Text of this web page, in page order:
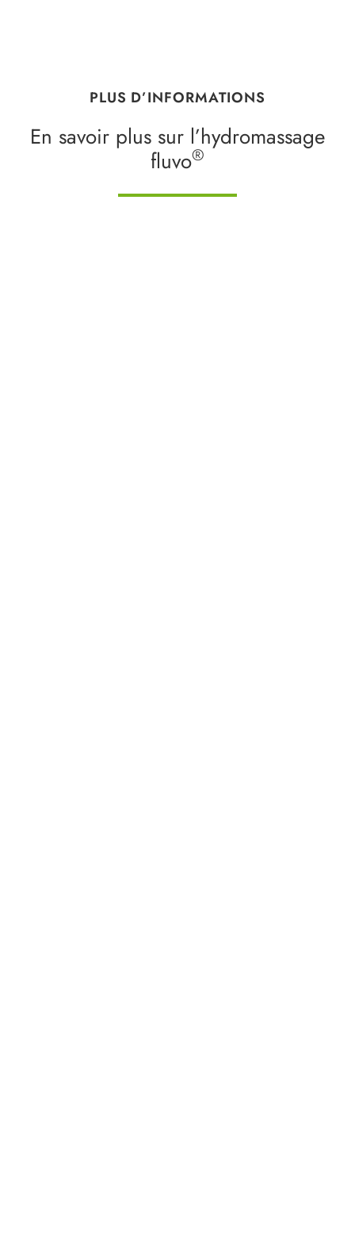
PLUS D’INFORMATIONS
En savoir plus sur l’hydromassage
fluvo®
Documentation de
l’hydromassage
Télécharger dès
maintenant !
Guide de l’hydromassage
maintenant !
myfluvo app